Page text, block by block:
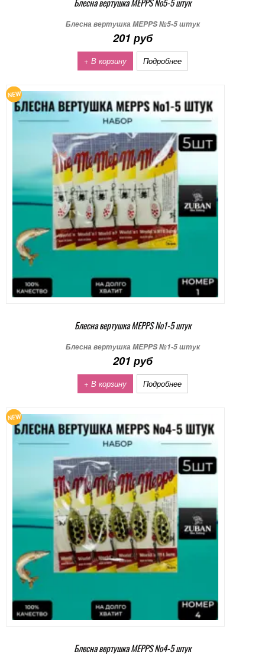
Блесна вертушка MEPPS №5-5 штук
201 руб
+ В корзину Подробнее
Блесна вертушка MEPPS №1-5 штук
Блесна вертушка MEPPS №1-5 штук
201 руб
+ В корзину Подробнее
Блесна вертушка MEPPS №4-5 штук